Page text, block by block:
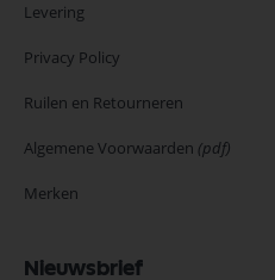
Levering
Privacy Policy
Ruilen en Retourneren
Algemene Voorwaarden (pdf)
Merken
Nieuwsbrief